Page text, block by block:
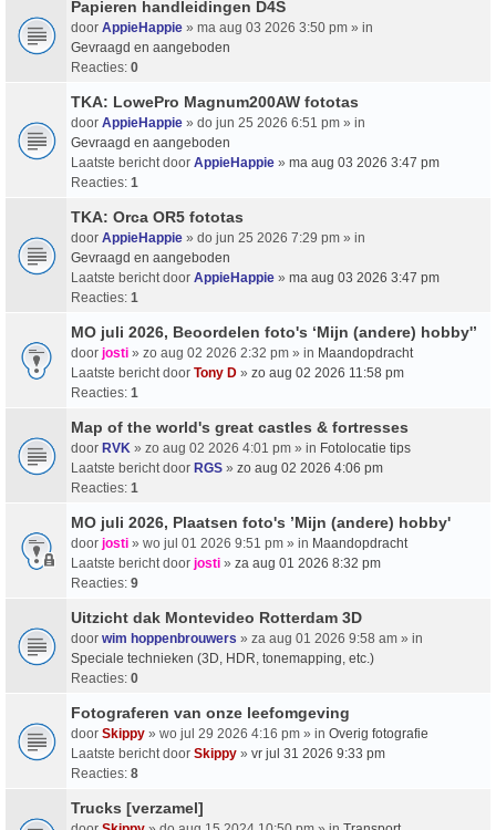
Papieren handleidingen D4S
door AppieHappie » ma aug 03 2026 3:50 pm » in
Gevraagd en aangeboden
Reacties: 0
TKA: LowePro Magnum200AW fototas
door AppieHappie » do jun 25 2026 6:51 pm » in
Gevraagd en aangeboden
Laatste bericht door AppieHappie » ma aug 03 2026 3:47 pm
Reacties: 1
TKA: Orca OR5 fototas
door AppieHappie » do jun 25 2026 7:29 pm » in
Gevraagd en aangeboden
Laatste bericht door AppieHappie » ma aug 03 2026 3:47 pm
Reacties: 1
MO juli 2026, Beoordelen foto's ‘Mijn (andere) hobby'’
door josti » zo aug 02 2026 2:32 pm » in Maandopdracht
Laatste bericht door Tony D » zo aug 02 2026 11:58 pm
Reacties: 1
Map of the world's great castles & fortresses
door RVK » zo aug 02 2026 4:01 pm » in Fotolocatie tips
Laatste bericht door RGS » zo aug 02 2026 4:06 pm
Reacties: 1
MO juli 2026, Plaatsen foto's ’Mijn (andere) hobby'
door josti » wo jul 01 2026 9:51 pm » in Maandopdracht
Laatste bericht door josti » za aug 01 2026 8:32 pm
Reacties: 9
Uitzicht dak Montevideo Rotterdam 3D
door wim hoppenbrouwers » za aug 01 2026 9:58 am » in
Speciale technieken (3D, HDR, tonemapping, etc.)
Reacties: 0
Fotograferen van onze leefomgeving
door Skippy » wo jul 29 2026 4:16 pm » in Overig fotografie
Laatste bericht door Skippy » vr jul 31 2026 9:33 pm
Reacties: 8
Trucks [verzamel]